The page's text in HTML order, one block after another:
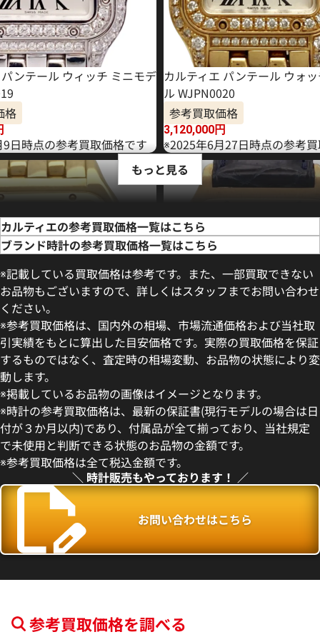
ンテール ウィッチ ミニモデ
格
日時点の参考買取価格です
カルティエ パンテール ウォ
ル WJPN0020
参考買取価格
3,120,000円
※2025年6月27日時点の参考
ンテール ウォッチ ミニモデ
格
9日時点の参考買取価格です
参考買取価格
2,209,000円
※2025年7月9日時点の参考買
もっと見る
カルティエの参考買取価格一覧はこちら
ブランド時計の参考買取価格一覧はこちら
※記載している買取価格は参考です。また、一部買取できない
お品物もございますので、詳しくはスタッフまでお問い合わせ
ください。
※参考買取価格は、国内外の相場、市場流通価格および当社取
引実績をもとに算出した目安価格です。実際の買取価格を保証
するものではなく、査定時の相場変動、お品物の状態により変
動します。
※掲載しているお品物の画像はイメージとなります。
※時計の参考買取価格は、最新の保証書(現行モデルの場合は日
付が３か月以内)であり、付属品が全て揃っており、当社規定
で未使用と判断できる状態のお品物の金額です。
※参考買取価格は全て税込金額です。
＼ 時計販売もやっております！ ／
お問い合わせはこちら
参考買取価格を調べる